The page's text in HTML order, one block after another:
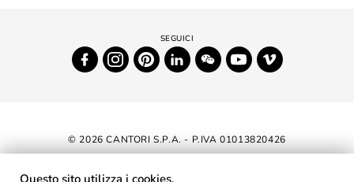
© 2026 CANTORI S.P.A. - P.IVA 01013820426
DICHIARAZIONE DI ACCESSIBILITÀ
Questo sito utilizza i cookies.